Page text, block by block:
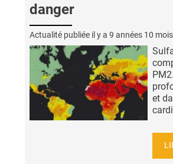
danger
Actualité publiée il y a 9 années 10 mois
et